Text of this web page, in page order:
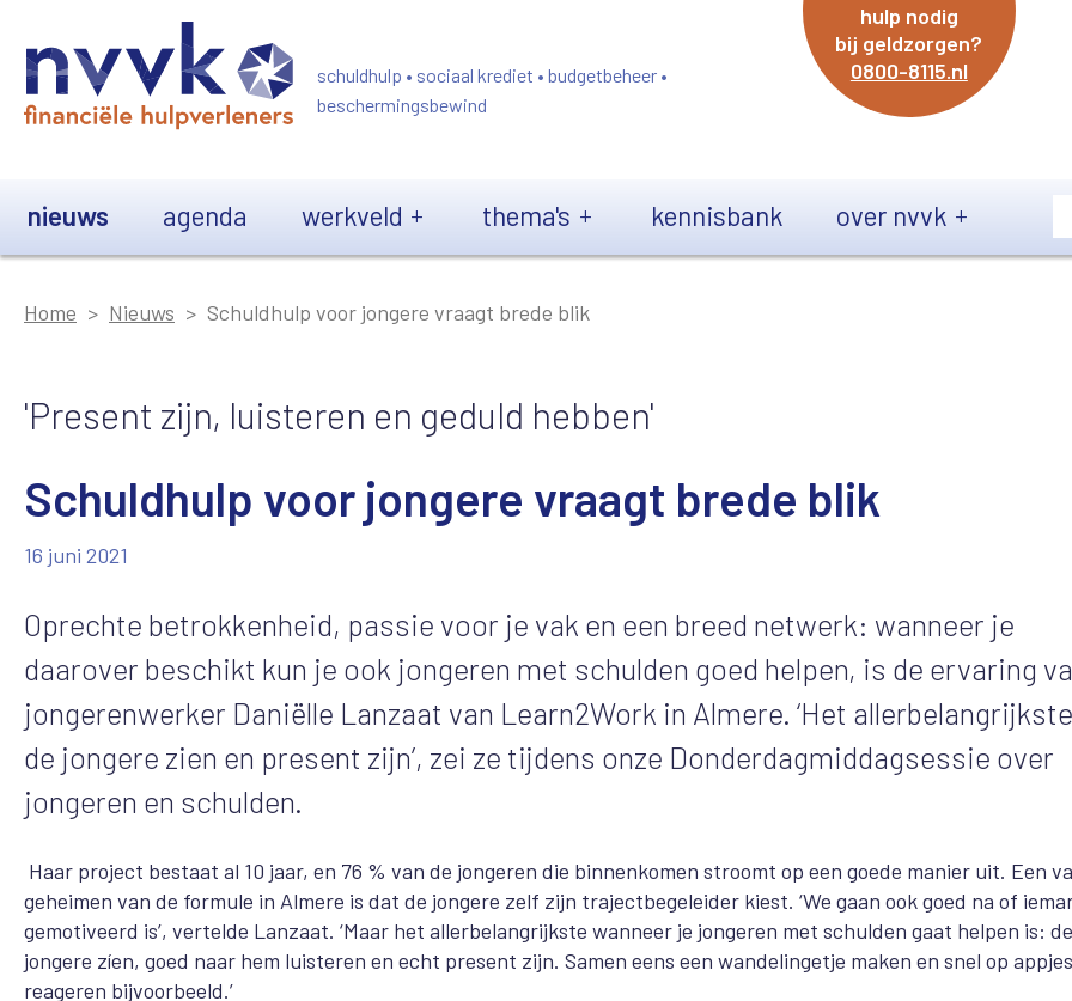
schuldhulp • sociaal krediet • budgetbeheer •
beschermingsbewind
hulp nodig
bij geldzorgen?
0800-8115.nl
nieuws agenda werkveld thema's kennisbank over nvvk
Home Nieuws Schuldhulp voor jongere vraagt brede blik
'Present zijn, luisteren en geduld hebben'
Schuldhulp voor jongere vraagt brede blik
16 juni 2021
Oprechte betrokkenheid, passie voor je vak en een breed netwerk: wanneer je
daarover beschikt kun je ook jongeren met schulden goed helpen, is de ervaring
jongerenwerker Daniëlle Lanzaat van Learn2Work in Almere. ‘Het
de jongere zien en present zijn’, zei ze tijdens onze Donderdagmiddagsessie over
jongeren en schulden.
Haar project bestaat al 10 jaar, en 76 % van de jongeren die binnenkomen stroomt op een goede manier uit. Een
geheimen van de formule in Almere is dat de jongere zelf zijn trajectbegeleider kiest. ‘We gaan ook goed na of
gemotiveerd is’, vertelde Lanzaat. ‘Maar het allerbelangrijkste wanneer je jongeren met schulden gaat helpen is: de
jongere zíen, goed naar hem luisteren en echt present zijn. Samen eens een wandelingetje maken en snel op appjes
reageren bijvoorbeeld.’